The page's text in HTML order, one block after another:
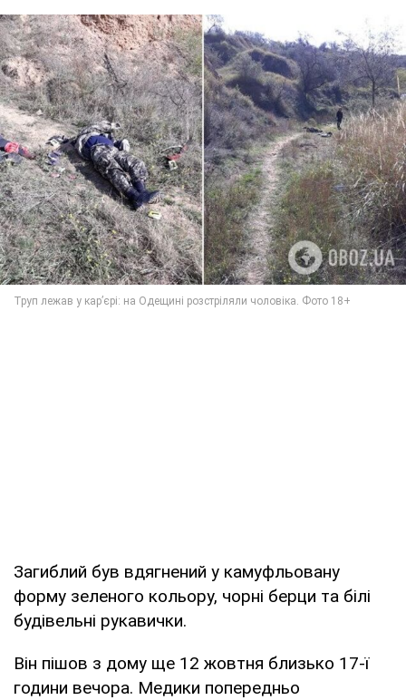
Загиблий був вдягнений у камуфльовану
форму зеленого кольору, чорні берци та білі
будівельні рукавички.
Він пішов з дому ще 12 жовтня близько 17-ї
години вечора. Медики попередньо